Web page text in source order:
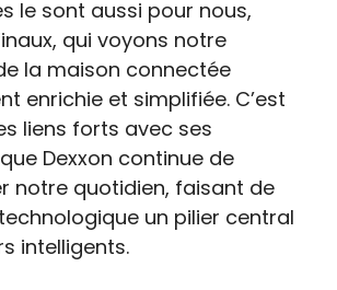
le sont aussi pour nous,
qui voyons notre
la maison connectée
enrichie et simplifiée. C’est
liens forts avec ses
Dexxon continue de
notre quotidien, faisant de
un pilier central
intelligents.